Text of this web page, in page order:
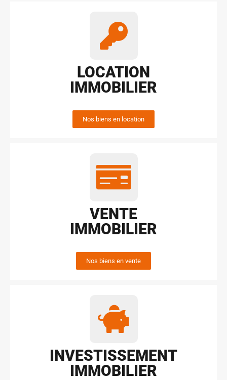
LOCATION
IMMOBILIER
Nos biens en location
VENTE
IMMOBILIER
Nos biens en vente
INVESTISSEMENT
IMMOBILIER